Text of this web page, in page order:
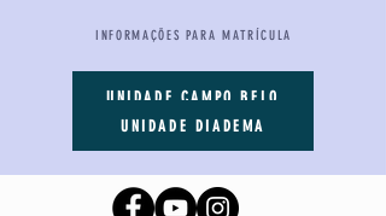
INFORMAÇÕES PARA MATRÍCULA
UNIDADE CAMPO BELO
UNIDADE DIADEMA